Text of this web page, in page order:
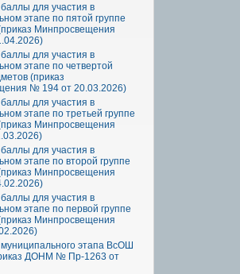
для участия в
этапе по пятой группе
Минпросвещения
для участия в
этапе по четвертой
(приказ
№ 194 от 20.03.2026)
для участия в
этапе по третьей группе
Минпросвещения
для участия в
этапе по второй группе
Минпросвещения
для участия в
этапе по первой группе
Минпросвещения
муниципального этапа ВсОШ
ДОНМ № Пр-1263 от